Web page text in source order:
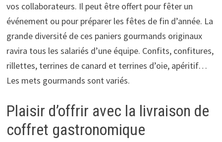
vos collaborateurs. Il peut être offert pour fêter un
événement ou pour préparer les fêtes de fin d’année. La
grande diversité de ces paniers gourmands originaux
ravira tous les salariés d’une équipe. Confits, confitures,
rillettes, terrines de canard et terrines d’oie, apéritif…
Les mets gourmands sont variés.
Plaisir d’offrir avec la livraison de
coffret gastronomique